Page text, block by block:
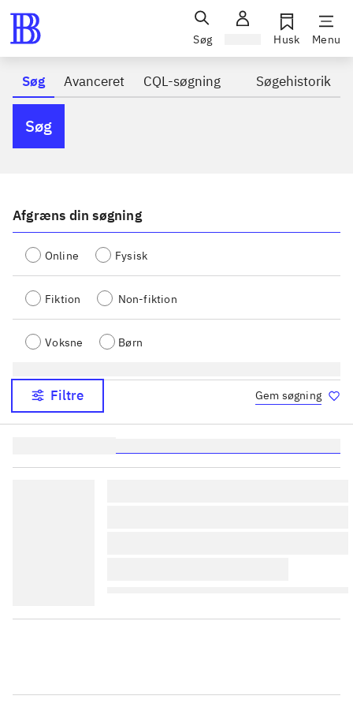
Søg Husk Menu
Søg Avanceret CQL-søgning Søgehistorik
Søg
Afgræns din søgning
Online Fysisk
Fiktion Non-fiktion
Voksne Børn
Filtre Gem søgning